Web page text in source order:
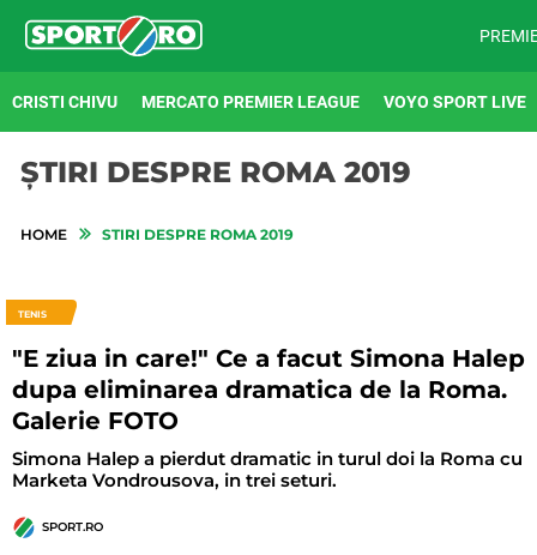
CRISTI CHIVU MERCATO PREMIER LEAGUE VOYO SPORT LIVE
ȘTIRI DESPRE ROMA 2019
HOME STIRI DESPRE ROMA 2019
TENIS
"E ziua in care!" Ce a facut Simona Halep
dupa eliminarea dramatica de la Roma.
Galerie FOTO
Simona Halep a pierdut dramatic in turul doi la Roma cu
Marketa Vondrousova, in trei seturi.
SPORT.RO